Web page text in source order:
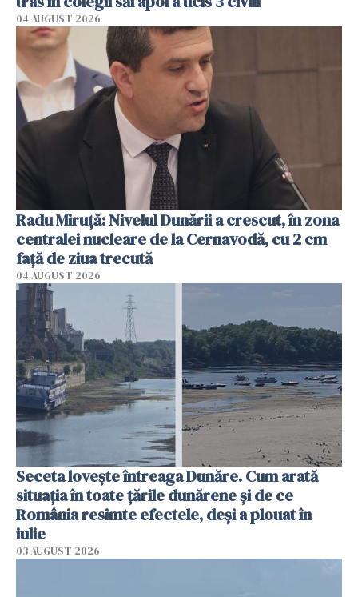
04 AUGUST 2026
Radu Miruţă: Nivelul Dunării a crescut, în zona
centralei nucleare de la Cernavodă, cu 2 cm
faţă de ziua trecută
04 AUGUST 2026
Seceta lovește întreaga Dunăre. Cum arată
situația în toate țările dunărene și de ce
România resimte efectele, deși a plouat în
iulie
03 AUGUST 2026